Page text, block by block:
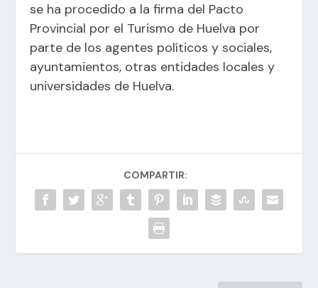
se ha procedido a la firma del Pacto
Provincial por el Turismo de Huelva por
parte de los agentes políticos y sociales,
ayuntamientos, otras entidades locales y
universidades de Huelva.
COMPARTIR: